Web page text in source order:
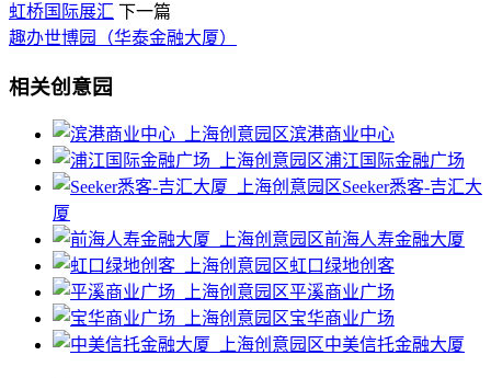
虹桥国际展汇 下一篇
趣办世博园（华泰金融大厦）
相关创意园
滨港商业中心
浦江国际金融广场
Seeker悉客-吉汇大
厦
前海人寿金融大厦
虹口绿地创客
平溪商业广场
宝华商业广场
中美信托金融大厦